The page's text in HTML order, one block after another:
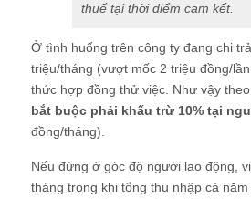
thuế tại thời điểm cam kết.
Ở tình huống trên công ty đang chi
triệu/tháng (vượt mốc 2 triệu đồng/
thức hợp đồng thử việc. Như vậy
bắt buộc phải khấu trừ 10% tại
đồng/tháng).
Nếu đứng ở góc độ người lao động,
tháng trong khi tổng thu nhập cả